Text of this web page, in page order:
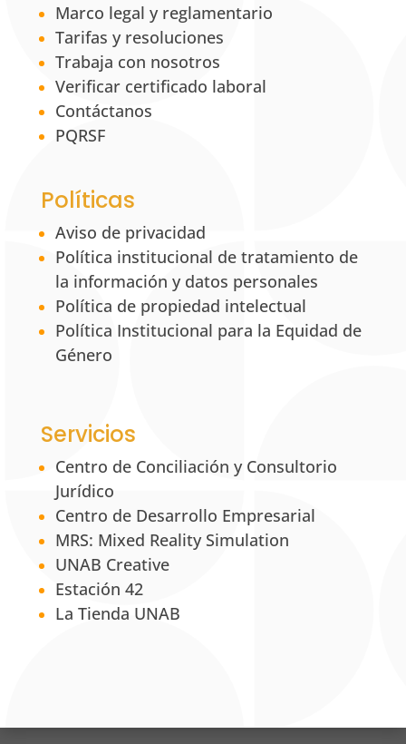
Marco legal y reglamentario
Tarifas y resoluciones
Trabaja con nosotros
Verificar certificado laboral
Contáctanos
PQRSF
Políticas
Aviso de privacidad
Política institucional de tratamiento de
la información y datos personales
Política de propiedad intelectual
Política Institucional para la Equidad de
Género
Servicios
Centro de Conciliación y Consultorio
Jurídico
Centro de Desarrollo Empresarial
MRS: Mixed Reality Simulation
UNAB Creative
Estación 42
La Tienda UNAB